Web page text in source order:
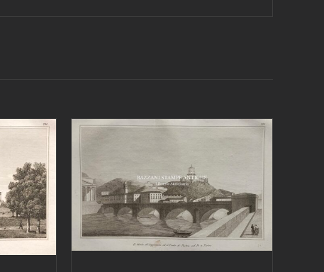
/
AGGIUNGI AL CARRELLO
DETTAGLI